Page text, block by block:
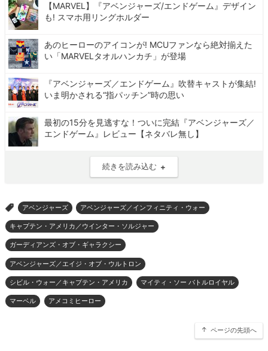
【MARVEL】『アベンジャーズ/エンドゲーム』デザイン
も! スマホ用リングホルダー
あのヒーローのアイコンが! MCUファンなら絶対揃えた
い「MARVELタオルハンカチ」が登場
『アベンジャーズ／エンドゲーム』吹替キャストが集結!
いま明かされる“指パッチン”時の思い
最初の15分を見逃すな！ついに完結『アベンジャーズ／
エンドゲーム』レビュー【ネタバレ無し】
続きを読み込む
> アベンジャーズ アベンジャーズ／インフィニティ・ウォー
キャプテン・アメリカ／ウインター・ソルジャー
ガーディアンズ・オブ・ギャラクシー
アベンジャーズ／エイジ・オブ・ウルトロン
シビル・ウォー／キャプテン・アメリカ マイティ・ソー バトルロイヤル
マーベル アメコミヒーロー
ページの先頭へ